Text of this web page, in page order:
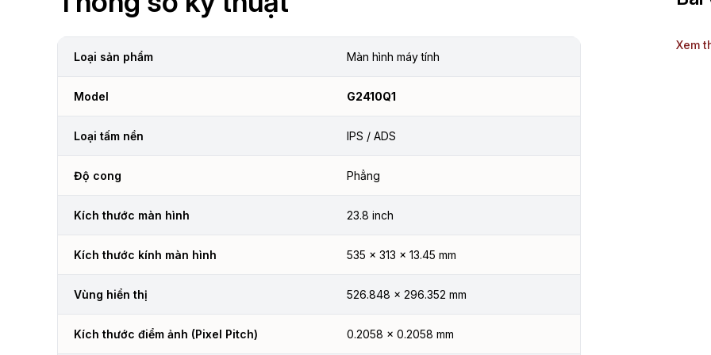
Loại sản phẩm Màn hình máy tính
Model G2410Q1
Loại tấm nền IPS / ADS
Độ cong Phẳng
Kích thước màn hình 23.8 inch
Kích thước kính màn hình 535 × 313 × 13.45 mm
Vùng hiển thị 526.848 × 296.352 mm
Kích thước điểm ảnh (Pixel Pitch) 0.2058 × 0.2058 mm
Xem